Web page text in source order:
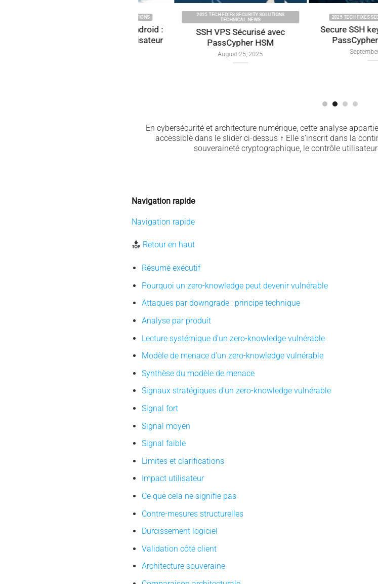
2026 TECH FIXES SECURITY SOLUTIONS
Android foreground service
compliance — Google Play
requirements, user control,
and local-only NFC HSM PC
2024 TECH FIXES SECURITY
Unlock Write-Protected
Easily (Free Methods
September 8, 2024
En cybersécurité et architecture numérique, cette analyse
accessible dans le slider ci-dessus ↑ Elle s’inscrit dans la
souveraineté cryptographique, le contrôle
Navigation rapide
Navigation rapide
Retour en haut
Résumé exécutif
Pourquoi un zero-knowledge peut devenir vulnérable
Attaques par downgrade : principe technique
Analyse par produit
Lecture systémique d’un zero-knowledge vulnérable
Modèle de menace d’un zero-knowledge vulnérable
Synthèse du modèle de menace
Signaux stratégiques d’un zero-knowledge vulnérable
Signal fort
Signal moyen
Signal faible
Limites et clarifications
Impact utilisateur
Ce que cela ne signifie pas
Contre-mesures structurelles
Durcissement logiciel
Validation côté client
Architecture souveraine